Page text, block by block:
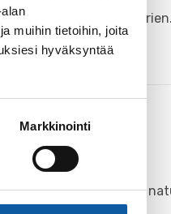
muihin tietoihin, joita
hyväksyntää
Markkinointi
ligger djupt i
på vandringsstigar i